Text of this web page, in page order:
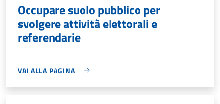
Occupare suolo pubblico per
svolgere attività elettorali e
referendarie
VAI ALLA PAGINA